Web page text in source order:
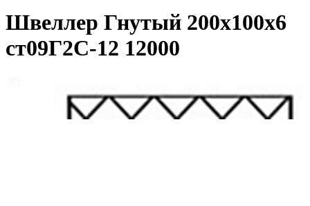
Швеллер Гнутый 200х100х6
ст09Г2С-12 12000